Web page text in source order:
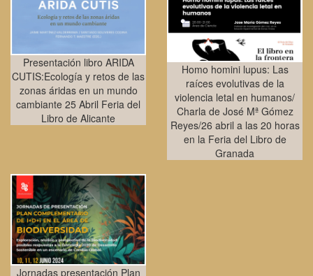
Presentación libro ARIDA
CUTIS:Ecología y retos de las
zonas áridas en un mundo
cambiante 25 Abril Feria del
Libro de Alicante
Homo homini lupus: Las
raíces evolutivas de la
violencia letal en humanos/
Charla de José Mª Gómez
Reyes/26 abril a las 20 horas
en la Feria del Libro de
Granada
Jornadas presentación Plan